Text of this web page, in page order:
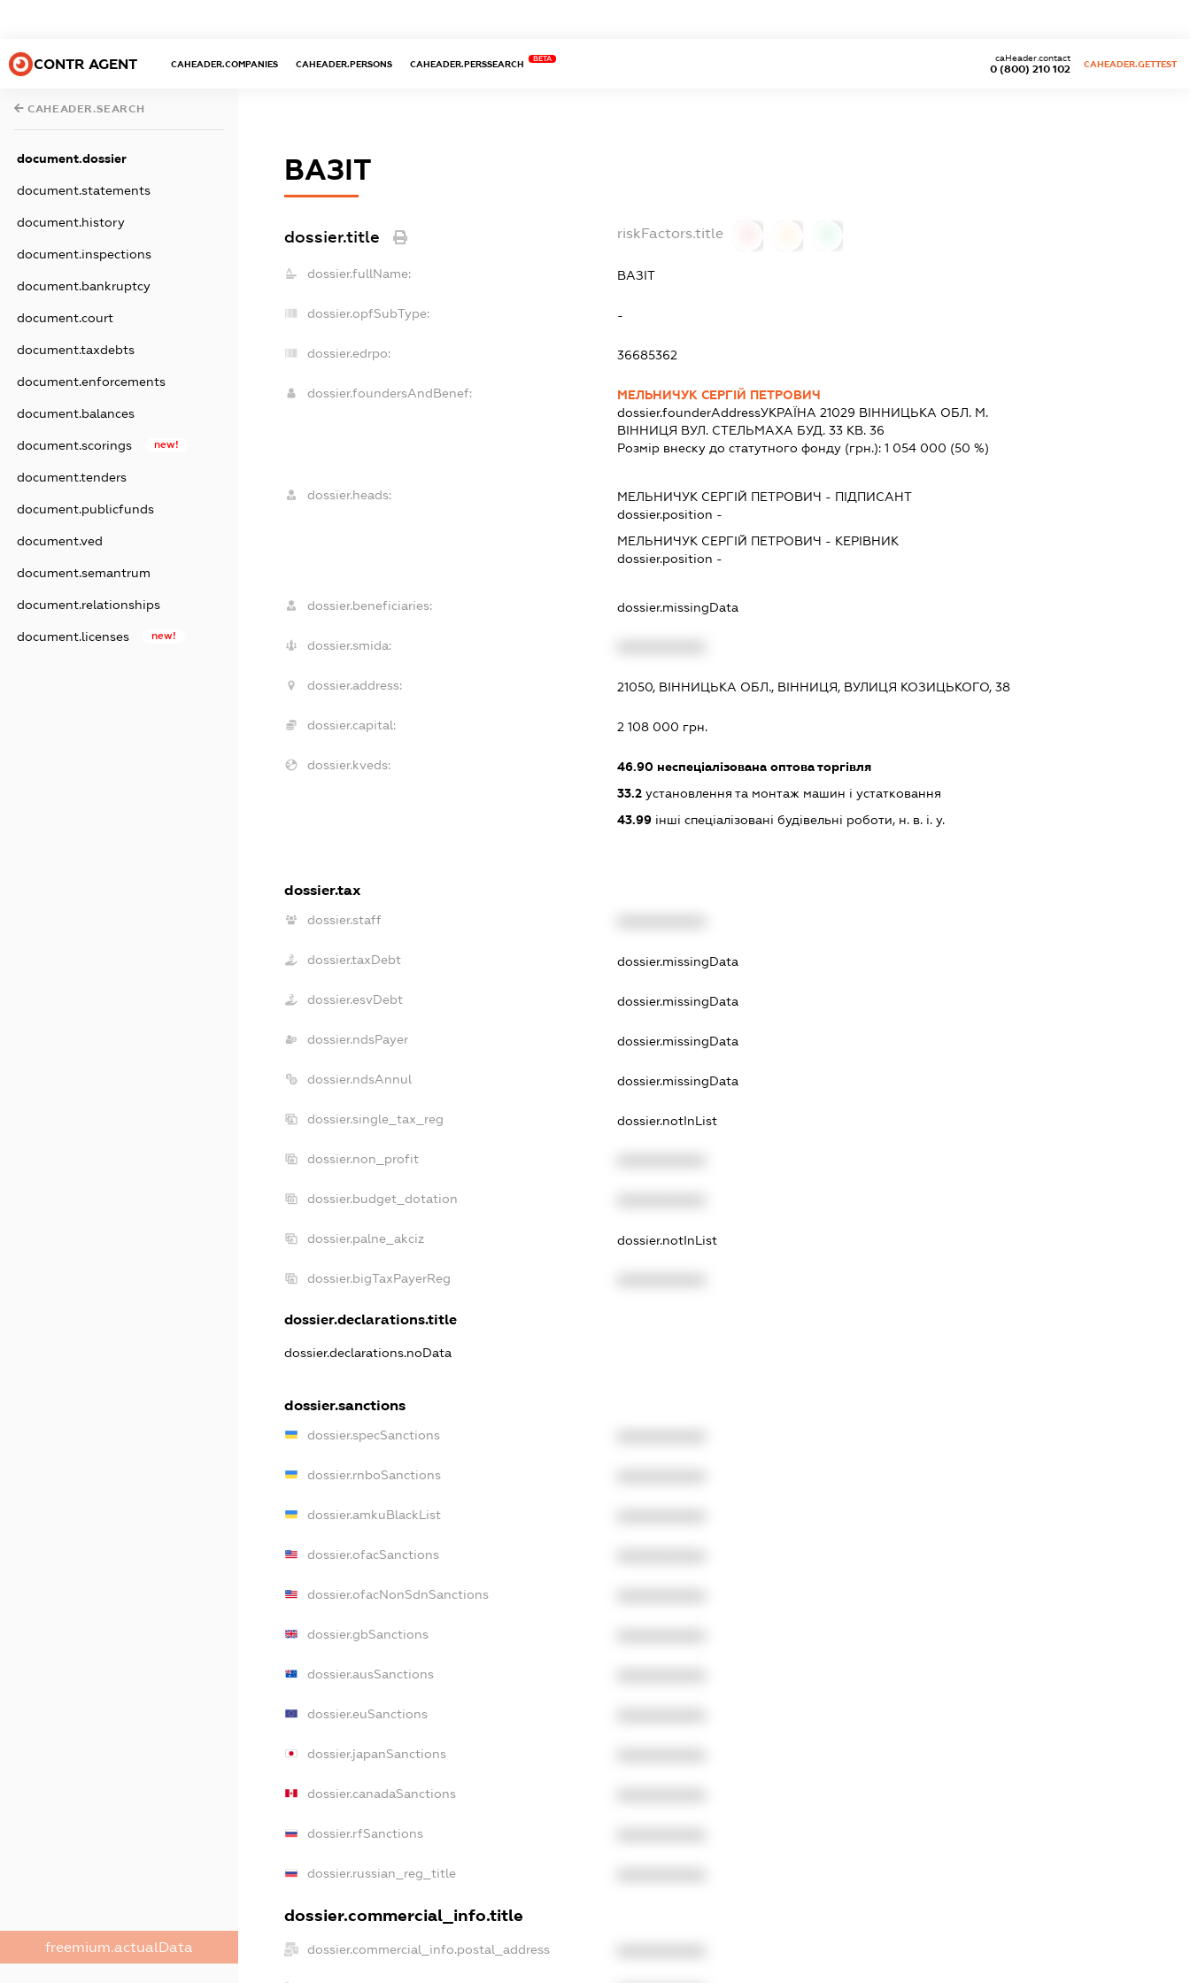
CONTR AGENT CAHEADER.COMPANIES CAHEADER.PERSONS CAHEADER.PERSSEARCH
BETA
0 (800) 210 102
caHeader.contact
CAHEADER.GETTEST
CAHEADER.SEARCH
document.dossier
document.statements
document.history
document.inspections
document.bankruptcy
document.court
document.taxdebts
document.enforcements
document.balances
document.scorings new!
document.tenders
document.publicfunds
document.ved
document.semantrum
document.relationships
document.licenses new!
freemium.actualData
ВАЗІТ
dossier.title riskFactors.title
dossier.fullName: ВАЗІТ
dossier.opfSubType: -
dossier.edrpo: 36685362
dossier.foundersAndBenef:
МЕЛЬНИЧУК СЕРГІЙ ПЕТРОВИЧ
dossier.founderAddressУКРАЇНА 21029 ВIННИЦЬКА ОБЛ. М.
ВІННИЦЯ ВУЛ. СТЕЛЬМАХА БУД. 33 КВ. 36
Розмір внеску до статутного фонду (грн.):1 054 000 (50 %)
dossier.heads: МЕЛЬНИЧУК СЕРГІЙ ПЕТРОВИЧ - ПІДПИСАНТ
dossier.position -
МЕЛЬНИЧУК СЕРГІЙ ПЕТРОВИЧ - КЕРІВНИК
dossier.position -
dossier.beneficiaries: dossier.missingData
dossier.smida:
dossier.address: 21050, ВІННИЦЬКА ОБЛ., ВІННИЦЯ, ВУЛИЦЯ КОЗИЦЬКОГО, 38
dossier.capital: 2 108 000 грн.
dossier.kveds: 46.90 неспеціалізована оптова торгівля
33.2 установлення та монтаж машин і устатковання
43.99 інші спеціалізовані будівельні роботи, н. в. і. у.
dossier.tax
dossier.staff
dossier.taxDebt dossier.missingData
dossier.esvDebt dossier.missingData
dossier.ndsPayer dossier.missingData
dossier.ndsAnnul dossier.missingData
dossier.single_tax_reg dossier.notInList
dossier.non_profit
dossier.budget_dotation
dossier.palne_akciz dossier.notInList
dossier.bigTaxPayerReg
dossier.declarations.title
dossier.declarations.noData
dossier.sanctions
dossier.specSanctions
dossier.rnboSanctions
dossier.amkuBlackList
dossier.ofacSanctions
dossier.ofacNonSdnSanctions
dossier.gbSanctions
dossier.ausSanctions
dossier.euSanctions
dossier.japanSanctions
dossier.canadaSanctions
dossier.rfSanctions
dossier.russian_reg_title
dossier.commercial_info.title
dossier.commercial_info.postal_address